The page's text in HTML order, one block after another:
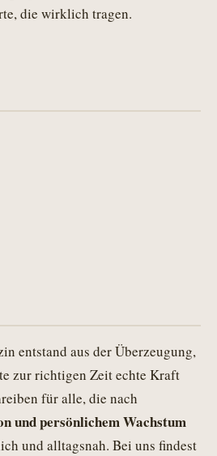
die wirklich tragen.
entstand aus der Überzeugung,
zur richtigen Zeit echte Kraft
für alle, die nach
und persönlichem Wachstum
und alltagsnah. Bei uns findest